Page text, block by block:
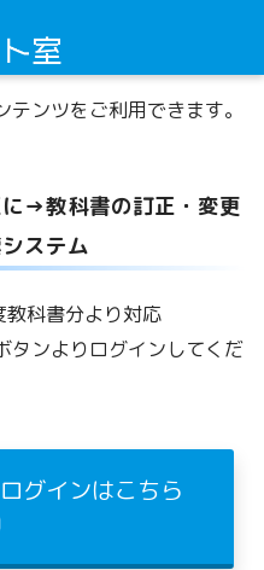
ンツをご利用できます。
→教科書の訂正・変更
ステム
科書分より対応
タンよりログインしてくだ
グインはこちら